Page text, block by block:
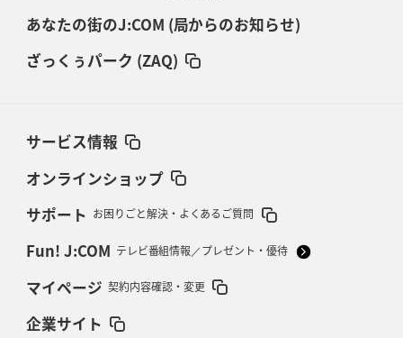
あなたの街のJ:COM (局からのお知らせ)
ざっくぅパーク (ZAQ)
サービス情報
オンラインショップ
サポート お困りごと解決・よくあるご質問
Fun! J:COM テレビ番組情報／プレゼント・優待
マイページ 契約内容確認・変更
企業サイト